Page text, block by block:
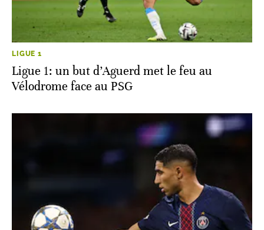
LIGUE 1
Ligue 1: un but d’Aguerd met le feu au
Vélodrome face au PSG